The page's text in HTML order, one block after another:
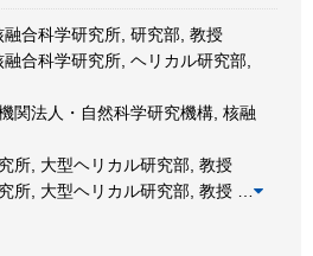
合科学研究所, 研究部, 教授
合科学研究所, ヘリカル研究部,
関法人・自然科学研究機構, 核融
所, 大型ヘリカル研究部, 教授
所, 大型ヘリカル研究部, 教授